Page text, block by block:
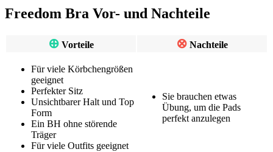
Freedom Bra Vor- und Nachteile
⊕ Vorteile ⊗ Nachteile
Für viele Körbchengrößen
geeignet
Perfekter Sitz
Unsichtbarer Halt und Top
Form
Ein BH ohne störende
Träger
Für viele Outfits geeignet
Sie brauchen etwas
Übung, um die Pads
perfekt anzulegen